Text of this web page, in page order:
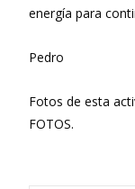
energía para
Pedro
Fotos de esta
FOTOS.